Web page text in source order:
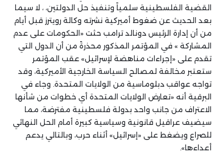
القضية الفلسطينية سلمياً وتنفيذ حل الدولتين، ، لا سيما
بعد الحديث عن ضغوط أميركية نشرته وكالة رويترز قبل أيام
من أن إدارة الرئيس دونالد ترامب حثت «الحكومات على عدم
المشاركة » في المؤتمر المذكور محذرةً من أن الدول التي
تقدم على «إجراءات مناهضة لإسرائيل» عقب المؤتمر
ستعتبر مخالفة لمصالح السياسة الخارجية الأميركية، وقد
تواجه عواقب دبلوماسية من الولايات المتحدة. وجاء في
البرقية أنه «تعارض الولايات المتحدة أي خطوات من شأنها
الاعتراف من جانب واحد بدولة فلسطينية مفترضة، مما
سيضيف عراقيل قانونية وسياسية كبيرة أمام الحل النهائي
للصراع ويضغط على «إسرائيل» أثناء حرب، وبالتالي يدعم
أعداءها».